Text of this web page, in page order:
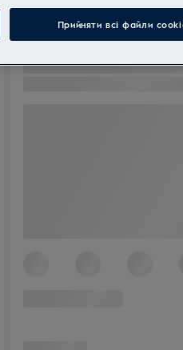
Прийняти всі файли